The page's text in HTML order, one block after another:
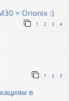
= Orionix :)
1 2 3 4
1 2 3
в